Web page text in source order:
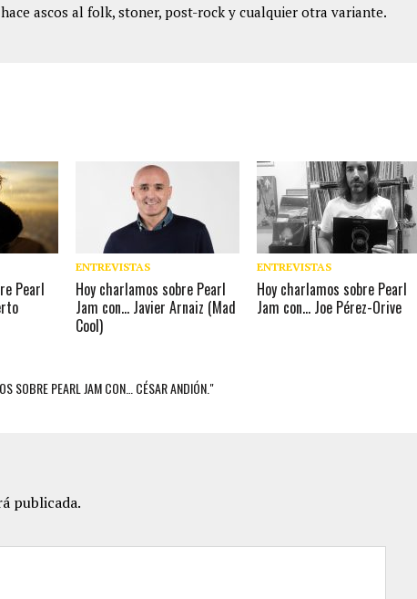
ascos al folk, stoner, post-rock y cualquier otra variante.
Pearl
ENTREVISTAS
Hoy charlamos sobre Pearl
Jam con… Javier Arnaiz (Mad
Cool)
ENTREVISTAS
Hoy charlamos sobre Pearl
Jam con… Joe Pérez-Orive
SOBRE PEARL JAM CON… CÉSAR ANDIÓN."
publicada.